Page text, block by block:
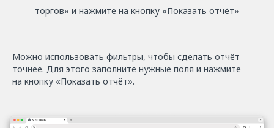
торгов» и нажмите на кнопку «Показать отчёт»
Можно использовать фильтры, чтобы сделать отчёт
точнее. Для этого заполните нужные поля и нажмите
на кнопку «Показать отчёт».